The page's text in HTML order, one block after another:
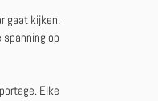
gaat kijken.
op
Elke